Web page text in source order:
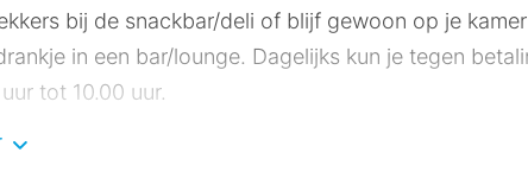
bij de snackbar/deli of blijf gewoon op je
in een bar/lounge. Dagelijks kun je tegen
tot 10.00 uur.
heeft zijn officiële sterrenclassificatie